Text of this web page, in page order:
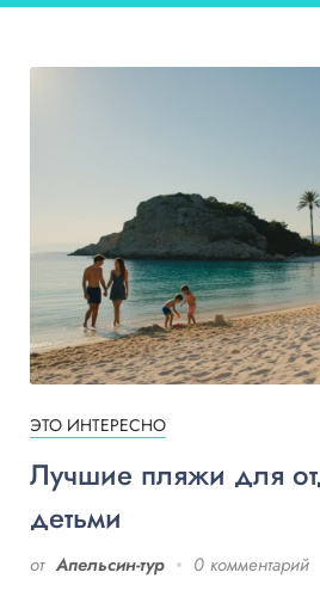
ЭТО ИНТЕРЕСНО
Лучшие пляжи для
детьми
от Апельсин-тур 0 комментарий